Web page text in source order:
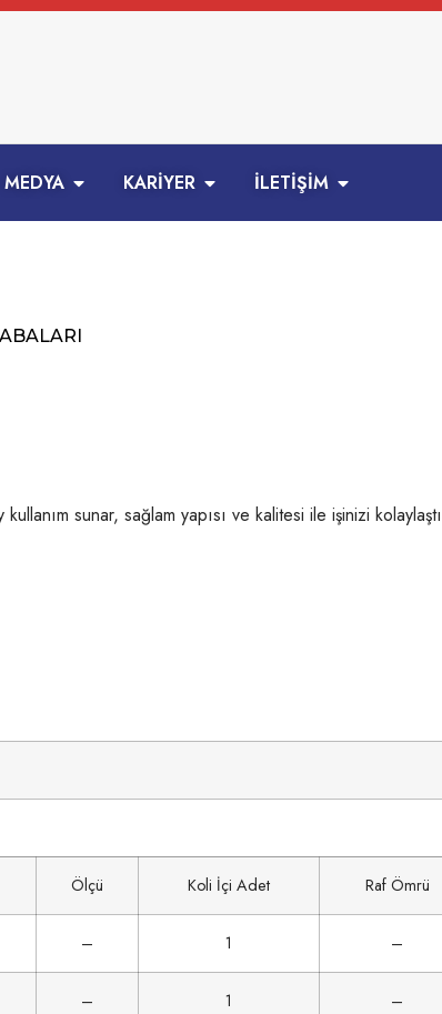
MEDYA KARİYER İLETİŞİM
sunar, sağlam yapısı ve kalitesi ile işinizi
Ölçü Koli İçi Adet Raf Ömrü
– 1 –
– 1 –